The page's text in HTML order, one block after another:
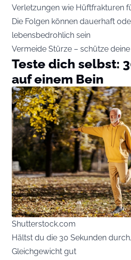
Verletzungen wie Hüftfrakturen
Die Folgen können dauerhaft
lebensbedrohlich sein
Vermeide Stürze – schütze
Teste dich selbst:
auf einem Bein
Shutterstock.com
Hältst du die 30 Sekunden
Gleichgewicht gut